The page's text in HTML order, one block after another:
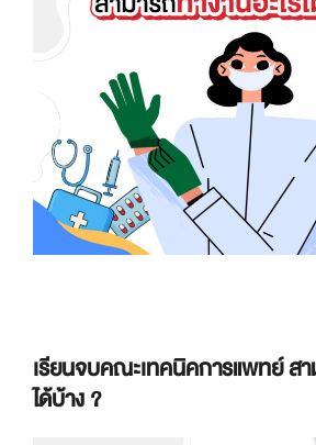
เรียนจบคณะเทคนิคการแพทย์ สา
ได้บ้าง ?